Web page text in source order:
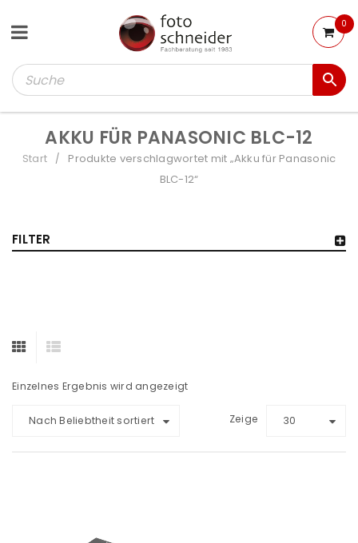
0
AKKU FÜR PANASONIC BLC-12
Start /
Produkte verschlagwortet mit „Akku für Panasonic
BLC-12“
FILTER
Einzelnes Ergebnis wird angezeigt
Nach Beliebtheit sortiert Zeige 30